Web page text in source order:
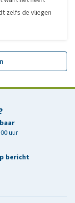
zelfs de vliegen
uur
bericht